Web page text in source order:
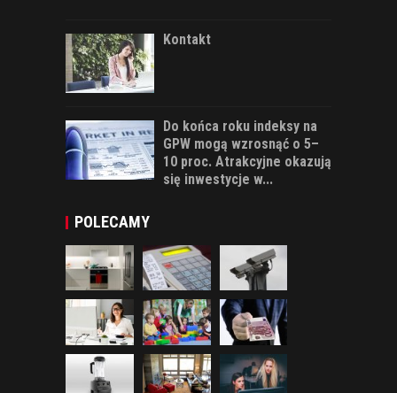
Kontakt
Do końca roku indeksy na
GPW mogą wzrosnąć o 5–
10 proc. Atrakcyjne okazują
się inwestycje w...
POLECAMY